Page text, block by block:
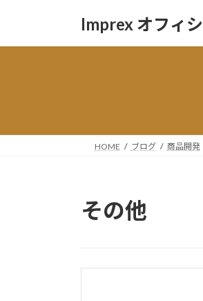
Imprex オフィ
HOME ブログ 商品開発
その他